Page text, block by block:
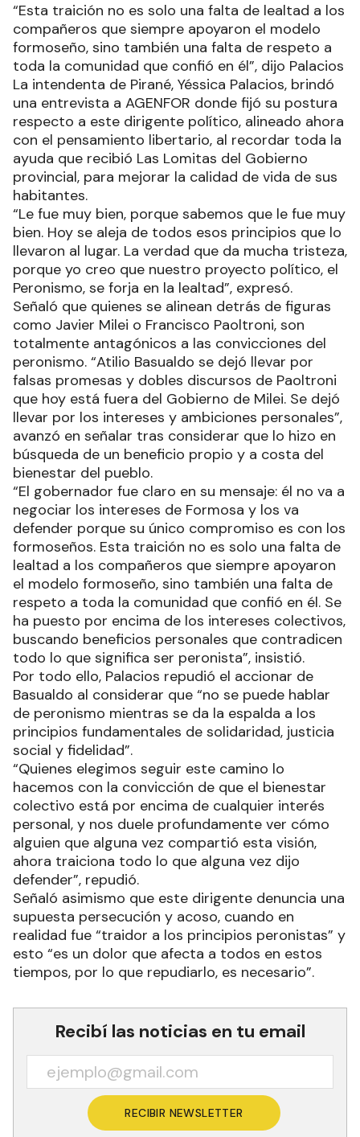
“Esta traición no es solo una falta de lealtad a los
compañeros que siempre apoyaron el modelo
formoseño, sino también una falta de respeto a
toda la comunidad que confió en él”, dijo Palacios
La intendenta de Pirané, Yéssica Palacios, brindó
una entrevista a AGENFOR donde fijó su postura
respecto a este dirigente político, alineado ahora
con el pensamiento libertario, al recordar toda la
ayuda que recibió Las Lomitas del Gobierno
provincial, para mejorar la calidad de vida de sus
habitantes.
“Le fue muy bien, porque sabemos que le fue muy
bien. Hoy se aleja de todos esos principios que lo
llevaron al lugar. La verdad que da mucha tristeza,
porque yo creo que nuestro proyecto político, el
Peronismo, se forja en la lealtad”, expresó.
Señaló que quienes se alinean detrás de figuras
como Javier Milei o Francisco Paoltroni, son
totalmente antagónicos a las convicciones del
peronismo. “Atilio Basualdo se dejó llevar por
falsas promesas y dobles discursos de Paoltroni
que hoy está fuera del Gobierno de Milei. Se dejó
llevar por los intereses y ambiciones personales”,
avanzó en señalar tras considerar que lo hizo en
búsqueda de un beneficio propio y a costa del
bienestar del pueblo.
“El gobernador fue claro en su mensaje: él no va a
negociar los intereses de Formosa y los va
defender porque su único compromiso es con los
formoseños. Esta traición no es solo una falta de
lealtad a los compañeros que siempre apoyaron
el modelo formoseño, sino también una falta de
respeto a toda la comunidad que confió en él. Se
ha puesto por encima de los intereses colectivos,
buscando beneficios personales que contradicen
todo lo que significa ser peronista”, insistió.
Por todo ello, Palacios repudió el accionar de
Basualdo al considerar que “no se puede hablar
de peronismo mientras se da la espalda a los
principios fundamentales de solidaridad, justicia
social y fidelidad”.
“Quienes elegimos seguir este camino lo
hacemos con la convicción de que el bienestar
colectivo está por encima de cualquier interés
personal, y nos duele profundamente ver cómo
alguien que alguna vez compartió esta visión,
ahora traiciona todo lo que alguna vez dijo
defender”, repudió.
Señaló asimismo que este dirigente denuncia una
supuesta persecución y acoso, cuando en
realidad fue “traidor a los principios peronistas” y
esto “es un dolor que afecta a todos en estos
tiempos, por lo que repudiarlo, es necesario”.
Recibí las noticias en tu email
RECIBIR NEWSLETTER